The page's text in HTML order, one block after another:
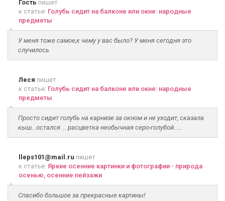
Гость пишет
к статье: Голубь сидит на балконе или окне: народные
предметы
У меня тоже самое,к чему у вас было? У меня сегодня это
случилось
Леся пишет
к статье: Голубь сидит на балконе или окне: народные
предметы
Просто сидит голубь на карнизе за окном и не уходит, сказала
кыш...остался ... расцветка необычная серо-голубой......
lleps101@mail.ru пишет
к статье: Яркие осенние картинки и фотографии - природа
осенью, осенние пейзажи
Спасибо большое за прекрасные картины!